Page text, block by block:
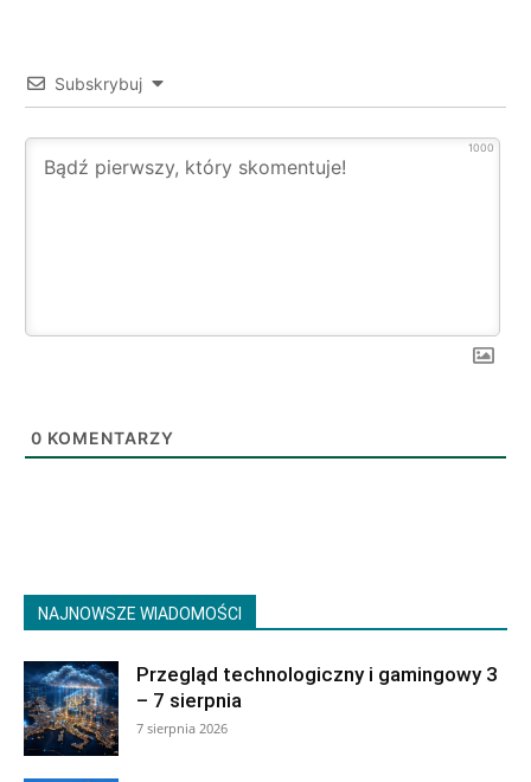
Subskrybuj
1000
0 KOMENTARZY
NAJNOWSZE WIADOMOŚCI
Przegląd technologiczny i gamingowy 3
– 7 sierpnia
7 sierpnia 2026